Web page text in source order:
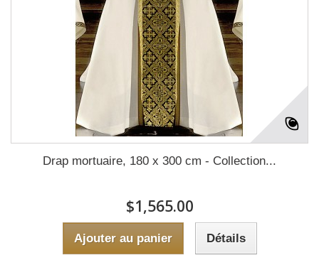
Drap mortuaire, 180 x 300 cm - Collection...
$1,565.00
Ajouter au panier Détails